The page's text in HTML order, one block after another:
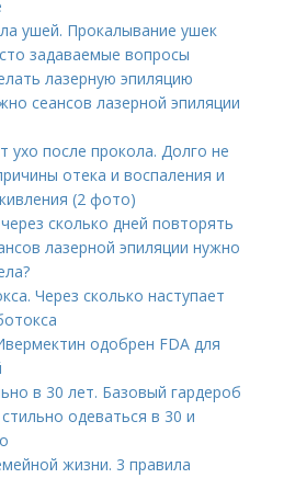
ушей. Прокалывание ушек
задаваемые вопросы
лазерную эпиляцию
сеансов лазерной эпиляции
ухо после прокола. Долго не
отека и воспаления и
(2 фото)
сколько дней повторять
лазерной эпиляции нужно
Через сколько наступает
одобрен FDA для
в 30 лет. Базовый гардероб
одеваться в 30 и
жизни. 3 правила